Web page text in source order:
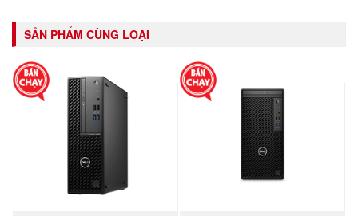
SẢN PHẨM CÙNG LOẠI